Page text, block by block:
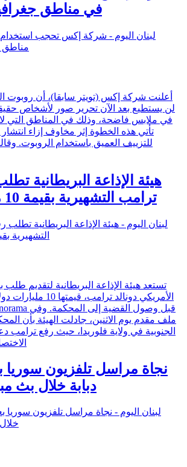
في مناطق
أعلنت شركة إكس (تويتر سابقا)، أن روبوت
في ملابس فاضحة، وذلك في المناطق التي لا
تأتي هذه الخطوة إثر مخاوف إزاء
للتزييف العميق باستخدام الروبوت.
هيئة الإذاعة البريطانية
ترامب التشهيرية بقيمة 10 مليارات دولار
تستعد هيئة الإذاعة البريطانية لتقديم
الأمريكي دونالد
ملف مقدم يوم الاثنين، جادلت الهيئة بأن
الجنوبية في ولاية فلوريدا، حيث رفع ترامب
نجاة مراسل تلفزيون سوريا
دبابة خلال بث